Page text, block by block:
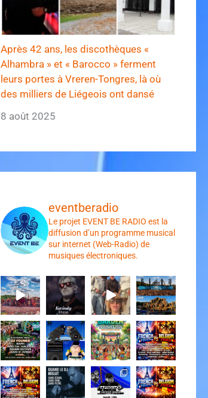
Après 42 ans, les discothèques «
Alhambra » et « Barocco » ferment
leurs portes à Vreren-Tongres, là où
des milliers de Liégeois ont dansé
8 août 2025
eventberadio
Le projet EVENT BE RADIO est la
diffusion d’un programme musical
sur internet (Web-Radio) de
musiques électroniques.